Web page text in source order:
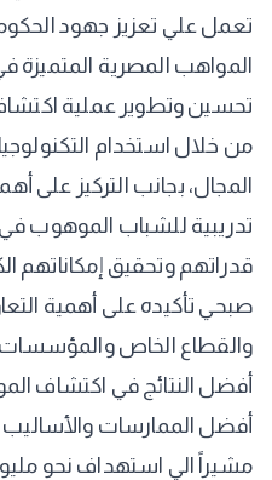
تعمل علي تعزيز جهود
المواهب المصرية المتميزة
تحسين وتطوير عملية
من خلال استخدام
المجال، بجانب التركيز على
تدريبية للشباب الموهوب
قدراتهم وتحقيق إمكاناتهم
صبحي تأكيده على أهمية
والقطاع الخاص والمؤسسات
أفضل النتائج في اكتشاف
أفضل الممارسات والأساليب
مشيراً الي استهداف نحو